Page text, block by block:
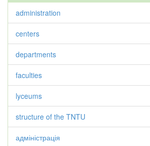
administration
centers
departments
faculties
lyceums
structure of the TNTU
адміністрація